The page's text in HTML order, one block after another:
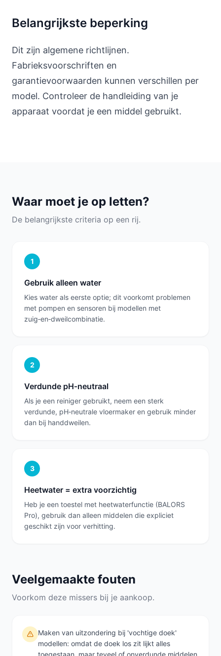
Belangrijkste beperking
Dit zijn algemene richtlijnen.
Fabrieksvoorschriften en
garantievoorwaarden kunnen verschillen per
model. Controleer de handleiding van je
apparaat voordat je een middel gebruikt.
Waar moet je op letten?
De belangrijkste criteria op een rij.
1
Gebruik alleen water
Kies water als eerste optie; dit voorkomt problemen
met pompen en sensoren bij modellen met
zuig‑en‑dweilcombinatie.
2
Verdunde pH‑neutraal
Als je een reiniger gebruikt, neem een sterk
verdunde, pH‑neutrale vloermaker en gebruik minder
dan bij handdweilen.
3
Heetwater = extra voorzichtig
Heb je een toestel met heetwaterfunctie (BALORS
Pro), gebruik dan alleen middelen die expliciet
geschikt zijn voor verhitting.
Veelgemaakte fouten
Voorkom deze missers bij je aankoop.
Maken van uitzondering bij 'vochtige doek'
modellen: omdat de doek los zit lijkt alles
toegestaan, maar teveel of onverdunde middelen